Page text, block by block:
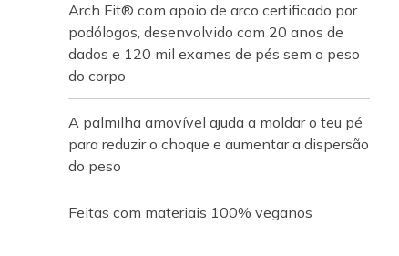
Arch Fit® com apoio de arco certificado por
podólogos, desenvolvido com 20 anos de
dados e 120 mil exames de pés sem o peso
do corpo
A palmilha amovível ajuda a moldar o teu pé
para reduzir o choque e aumentar a dispersão
do peso
Feitas com materiais 100% veganos